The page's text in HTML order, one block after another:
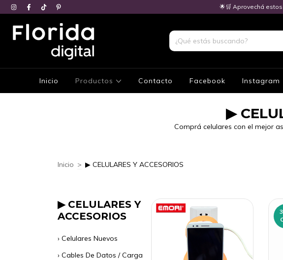
🌟🛒 Aprovechá
Inicio Productos Contacto Facebook Instagram
▶
Comprá celulares con el mejor
Inicio > ▶ CELULARES Y ACCESORIOS
▶ CELULARES Y
ACCESORIOS
› Celulares Nuevos
› Cables De Datos / Carga